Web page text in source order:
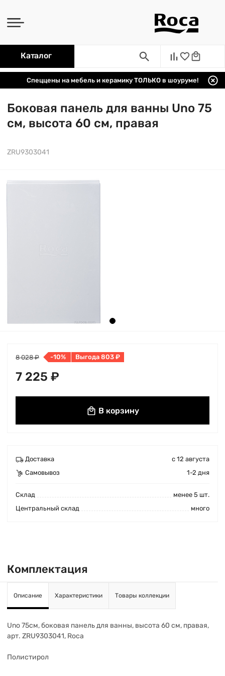
Каталог
Спеццены на мебель и керамику ТОЛЬКО в шоуруме!
Боковая панель для ванны Uno 75
см, высота 60 см, правая
ZRU9303041
8 028 ₽ -10% Выгода 803 ₽
7 225 ₽
В корзину
Доставка
с 12 августа
Самовывоз
1-2 дня
Cклад
менее 5 шт.
Центральный склад
много
Комплектация
Описание Характеристики Товары коллекции
Uno 75см, боковая панель для ванны, высота 60 см, правая,
арт. ZRU9303041, Roca
Полистирол